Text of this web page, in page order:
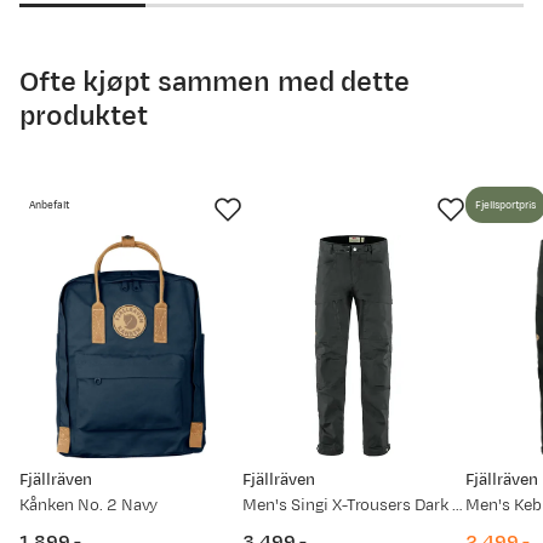
Ofte kjøpt sammen med dette
produktet
Fjällräven
Kånken No. 2 Navy
Anbefalt
Fjällräven
Men's Singi X-Trousers Dark Grey
Fjällräven
Men's
Fjellsportpris